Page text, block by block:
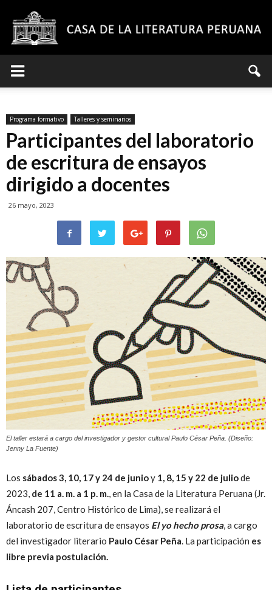
la
Literatura
Peruana
Programa formativo Talleres y seminarios
Participantes del laboratorio
de escritura de ensayos
dirigido a docentes
26 mayo, 2023
El taller estará a cargo del investigador y gestor cultural Paulo César Peña. (Diseño:
Jenny La Fuente)
Los sábados 3, 10, 17 y 24 de junioy 1, 8, 15 y 22 de juliode
2023, de 11 a. m. a 1 p. m., en la Casa de la Literatura Peruana (Jr.
Áncash 207, Centro Histórico de Lima), se realizará el
laboratorio de escritura de ensayos El yo hecho prosa, a cargo
del investigador literario Paulo César Peña. La participación es
libre previa postulación.